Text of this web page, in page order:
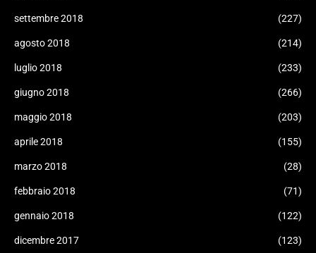
settembre 2018 (227)
agosto 2018 (214)
luglio 2018 (233)
giugno 2018 (266)
maggio 2018 (203)
aprile 2018 (155)
marzo 2018 (28)
febbraio 2018 (71)
gennaio 2018 (122)
dicembre 2017 (123)